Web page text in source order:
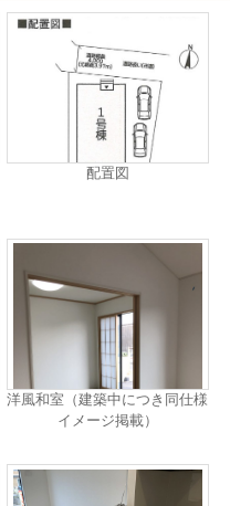
配置図
洋風和室（建築中につき同仕様
イメージ掲載）